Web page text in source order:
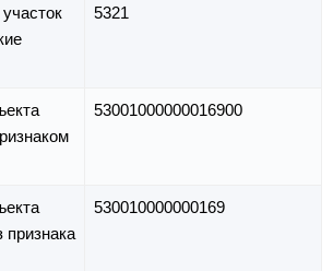
5321
53001000000016900
признака
530010000000169